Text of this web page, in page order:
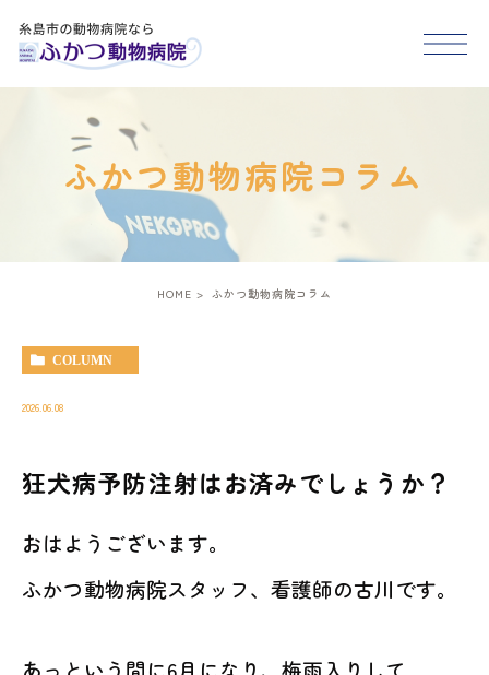
HOME
医院紹介
スタッフ紹介
アクセス
糸島市･福岡市西区で
お気軽にお問い合わせ
ください。
ふかつ動物病院コラム
HOME ふかつ動物病院コラム
COLUMN
2026.06.08
狂犬病予防注射はお済みでしょうか？
おはようございます。
ふかつ動物病院スタッフ、看護師の古川です。